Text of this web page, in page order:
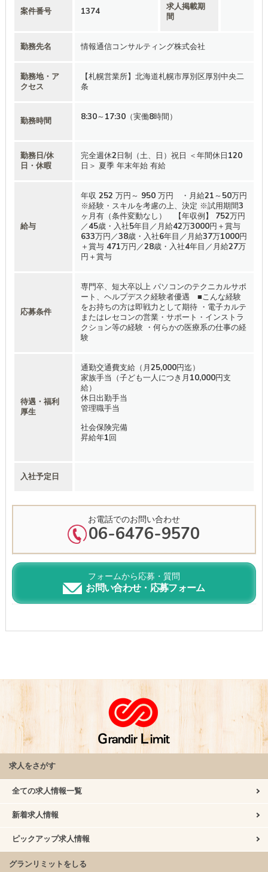
案件番号 1374
求人掲載期
間
勤務先名 情報通信コンサルティング株式会社
勤務地・ア
クセス
【札幌営業所】北海道札幌市厚別区厚別中央二
条
勤務時間 8:30～17:30（実働8時間）
勤務日/休
日・休暇
完全週休2日制（土、日）祝日 ＜年間休日120
日＞ 夏季 年末年始 有給
給与
年収 252 万円～ 950 万円 ・月給21～50万円
※経験・スキルを考慮の上、決定 ※試用期間3
ヶ月有（条件変動なし） 【年収例】 752万円
／45歳・入社5年目／月給42万3000円＋賞与
633万円／38歳・入社6年目／月給37万1000円
＋賞与 471万円／28歳・入社4年目／月給27万
円＋賞与
応募条件
専門卒、短大卒以上 パソコンのテクニカルサポ
ート、ヘルプデスク経験者優遇 ■こんな経験
をお持ちの方は即戦力として期待 ・電子カルテ
またはレセコンの営業・サポート・インストラ
クション等の経験 ・何らかの医療系の仕事の経
験
待遇・福利
厚生
通勤交通費支給（月25,000円迄）
家族手当（子ども一人につき月10,000円支
給）
休日出勤手当
管理職手当
社会保険完備
昇給年1回
入社予定日
お電話でのお問い合わせ
06-6476-9570
フォームから応募・質問
お問い合わせ・応募フォーム
求人をさがす
全ての求人情報一覧
新着求人情報
ピックアップ求人情報
グランリミットをしる